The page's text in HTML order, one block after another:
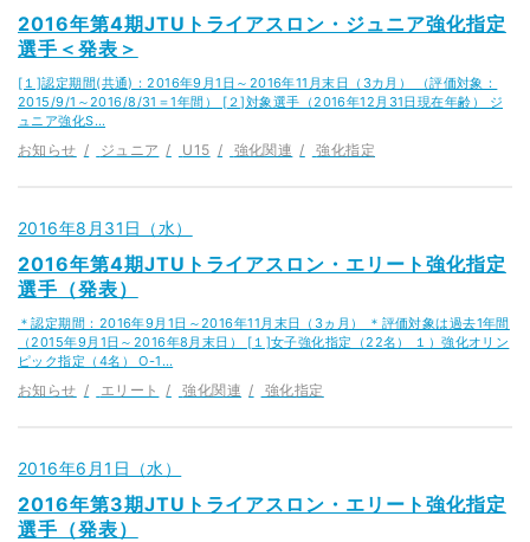
2016年第4期JTUトライアスロン・ジュニア強化指定
選手＜発表＞
[１]認定期間(共通)：2016年9月1日～2016年11月末日（3カ月） （評価対象：
2015/9/1～2016/8/31＝1年間） [２]対象選手（2016年12月31日現在年齢） ジ
ュニア強化S…
お知らせ ジュニア U15 強化関連 強化指定
2016年8月31日（水）
2016年第4期JTUトライアスロン・エリート強化指定
選手（発表）
＊認定期間：2016年9月1日～2016年11月末日（3ヵ月） ＊評価対象は過去1年間
（2015年9月1日～2016年8月末日） [１]女子強化指定（22名） １）強化オリン
ピック指定（4名） O-1…
お知らせ エリート 強化関連 強化指定
2016年6月1日（水）
2016年第3期JTUトライアスロン・エリート強化指定
選手（発表）